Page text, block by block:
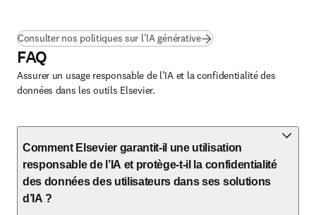
Consulter nos politiques sur l’IA générative
FAQ
Assurer un usage responsable de l’IA et la confidentialité des
données dans les outils Elsevier.
Comment Elsevier garantit-il une utilisation
responsable de l’IA et protège-t-il la confidentialité
des données des utilisateurs dans ses solutions
d’IA ?